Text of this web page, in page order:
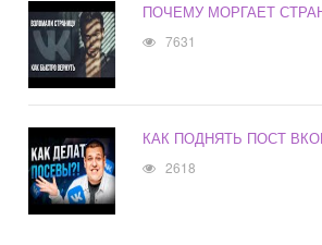
ПОЧЕМУ МОРГАЕТ
7631
КАК ПОДНЯТЬ ПОСТ
2618